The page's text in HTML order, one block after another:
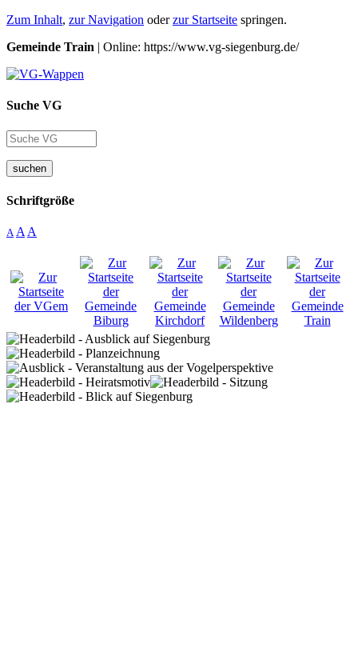
Zum Inhalt, zur Navigation oderzur Startseite springen.
Gemeinde Train | Online: https://www.vg-siegenburg.de/
Suche VG
suchen
Schriftgröße
A A A